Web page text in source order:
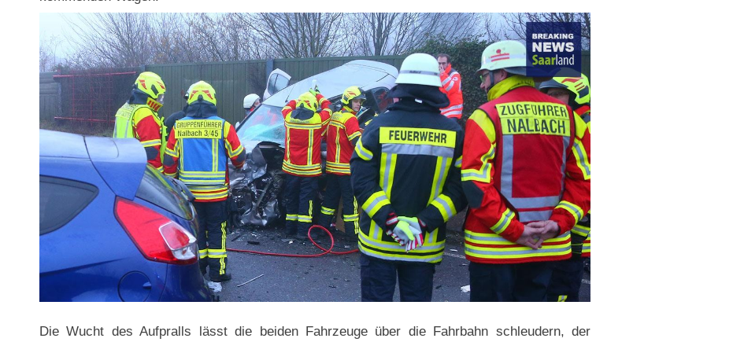
Die Wucht des Aufpralls lässt die beiden Fahrzeuge über die Fahrbahn schleudern, der